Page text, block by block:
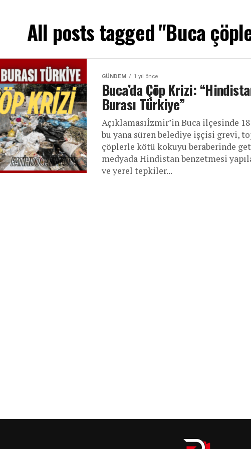
All posts tagged "Buca
GÜNDEM 1 yıl önce
Buca’da Çöp Krizi:
Burası Türkiye”
Açıklamasıİzmir’in Buca ilçesinde
bu yana süren belediye işçisi grevi,
çöplerle kötü kokuyu beraberinde
medyada Hindistan benzetmesi
ve yerel tepkiler...